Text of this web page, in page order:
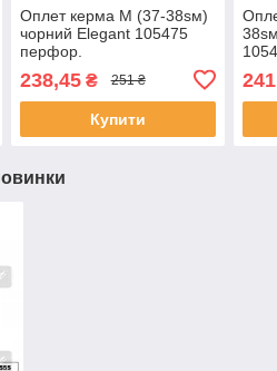
Оплет керма M (37-38sм)
чорний Elegant 105475
перфор.
238,45₴ 251 ₴
Купити